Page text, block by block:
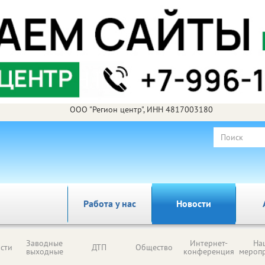
ООО "Регион центр", ИНН 4817003180
Работа у нас Новости
Заводные
выходные ДТП Общество Интернет-
конференция